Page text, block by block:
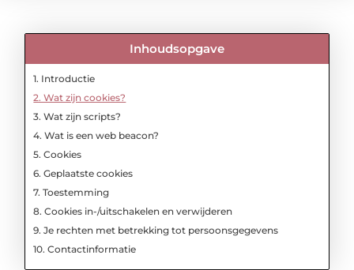
Inhoudsopgave
1. Introductie
2. Wat zijn cookies?
3. Wat zijn scripts?
4. Wat is een web beacon?
5. Cookies
6. Geplaatste cookies
7. Toestemming
8. Cookies in-/uitschakelen en verwijderen
9. Je rechten met betrekking tot persoonsgegevens
10. Contactinformatie